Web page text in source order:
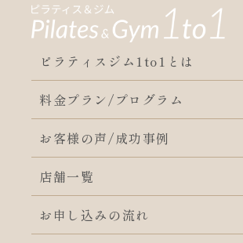
ピラティスジム1to1とは
料金プラン/プログラム
お客様の声/成功事例
店舗一覧
お申し込みの流れ